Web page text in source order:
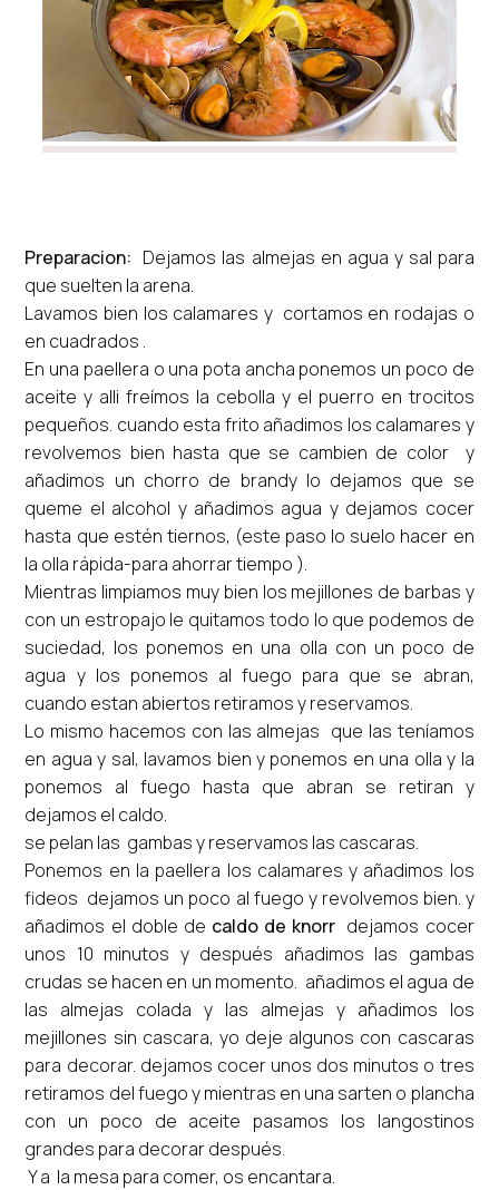
Preparacion: Dejamos las almejas en agua y sal para
que suelten la arena.
Lavamos bien los calamares y cortamos en rodajas o
en cuadrados .
En una paellera o una pota ancha ponemos un poco de
aceite y alli freímos la cebolla y el puerro en trocitos
pequeños. cuando esta frito añadimos los calamares y
revolvemos bien hasta que se cambien de color y
añadimos un chorro de brandy lo dejamos que se
queme el alcohol y añadimos agua y dejamos cocer
hasta que estén tiernos, (este paso lo suelo hacer en
la olla rápida-para ahorrar tiempo ).
Mientras limpiamos muy bien los mejillones de barbas y
con un estropajo le quitamos todo lo que podemos de
suciedad, los ponemos en una olla con un poco de
agua y los ponemos al fuego para que se abran,
cuando estan abiertos retiramos y reservamos.
Lo mismo hacemos con las almejas que las teníamos
en agua y sal, lavamos bien y ponemos en una olla y la
ponemos al fuego hasta que abran se retiran y
dejamos el caldo.
se pelan las gambas y reservamos las cascaras.
Ponemos en la paellera los calamares y añadimos los
fideos dejamos un poco al fuego y revolvemos bien. y
añadimos el doble de caldo de knorr dejamos cocer
unos 10 minutos y después añadimos las gambas
crudas se hacen en un momento. añadimos el agua de
las almejas colada y las almejas y añadimos los
mejillones sin cascara, yo deje algunos con cascaras
para decorar. dejamos cocer unos dos minutos o tres
retiramos del fuego y mientras en una sarten o plancha
con un poco de aceite pasamos los langostinos
grandes para decorar después.
Y a la mesa para comer, os encantara.